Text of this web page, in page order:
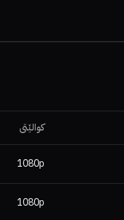
کوالێتی
1080p
1080p